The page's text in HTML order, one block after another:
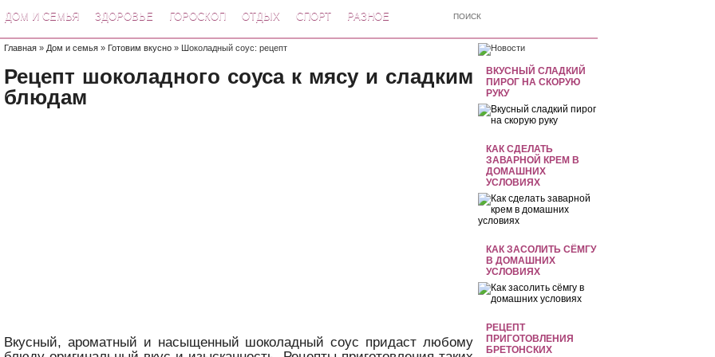
ДОМ И СЕМЬЯ ЗДОРОВЬЕ ГОРОСКОП ОТДЫХ СПОРТ РАЗНОЕ
ВКУСНЫЙ СЛАДКИЙ
ПИРОГ НА СКОРУЮ
РУКУ
КАК СДЕЛАТЬ
ЗАВАРНОЙ КРЕМ В
ДОМАШНИХ
УСЛОВИЯХ
КАК ЗАСОЛИТЬ СЁМГУ
В ДОМАШНИХ
УСЛОВИЯХ
РЕЦЕПТ
ПРИГОТОВЛЕНИЯ
БРЕТОНСКИХ
Главная » Дом и семья » Готовим вкусно » Шоколадный соус: рецепт
Рецепт шоколадного соуса к мясу и сладким
блюдам
Вкусный, ароматный и насыщенный шоколадный соус придаст любому